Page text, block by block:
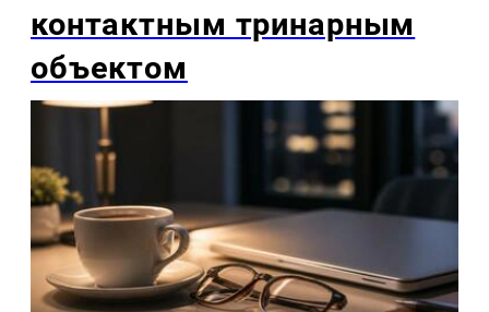
контактным тринарным
объектом